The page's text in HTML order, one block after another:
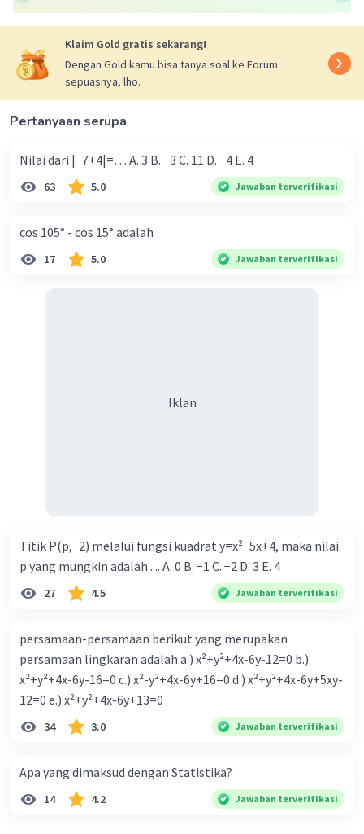
Klaim Gold gratis sekarang!
Dengan Gold kamu bisa tanya soal ke Forum
sepuasnya, lho.
Pertanyaan serupa
Nilai dari |−7+4|=… A. 3 B. −3 C. 11 D. −4 E. 4
63 5.0 Jawaban terverifikasi
cos 105° - cos 15° adalah
17 5.0 Jawaban terverifikasi
Iklan
Titik P(p,−2) melalui fungsi kuadrat y=x²−5x+4, maka nilai
p yang mungkin adalah .... A. 0 B. −1 C. −2 D. 3 E. 4
27 4.5 Jawaban terverifikasi
persamaan-persamaan berikut yang merupakan
persamaan lingkaran adalah a.) x²+y²+4x-6y-12=0 b.)
x²+y²+4x-6y-16=0 c.) x²-y²+4x-6y+16=0 d.) x²+y²+4x-6y+5xy-
12=0 e.) x²+y²+4x-6y+13=0
34 3.0 Jawaban terverifikasi
Apa yang dimaksud dengan Statistika?
14 4.2 Jawaban terverifikasi